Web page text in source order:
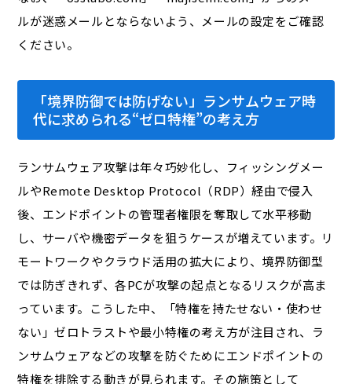
ルが迷惑メールとならないよう、メールの設定をご確認
ください。
「境界防御では防げない」ランサムウェア時
代に求められる“ゼロ特権”の考え方
ランサムウェア攻撃は年々巧妙化し、フィッシングメー
ルやRemote Desktop Protocol（RDP）経由で侵入
後、エンドポイントの管理者権限を奪取して水平移動
し、サーバや機密データを狙うケースが増えています。リ
モートワークやクラウド活用の拡大により、境界防御型
では防ぎきれず、各PCが攻撃の起点となるリスクが高ま
っています。こうした中、「特権を持たせない・使わせ
ない」ゼロトラストや最小特権の考え方が注目され、ラ
ンサムウェアなどの攻撃を防ぐためにエンドポイントの
特権を排除する動きが見られます。その施策として